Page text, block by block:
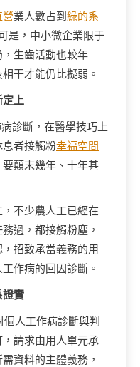
營業人數占到 綠的系
是，中小微企業限于
生齒活動也較年
干才能仍比擬弱。
定上
診斷，在醫學技巧上
者接觸粉幸福空間
顛末幾年、十年甚
不少農人工已經在
過，都接觸粉塵，
招致承當義務的用
作病的回因診斷。
證實
人工作病診斷與判
請求由用人單元承
資料的主體義務，